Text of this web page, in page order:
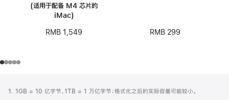
(适用于配备 M4 芯片的
iMac)
RMB 1,549 RMB 299
注
1. 1GB = 10 亿字节，1TB = 1 万亿字节；格式化之后的实际容量可能较小。